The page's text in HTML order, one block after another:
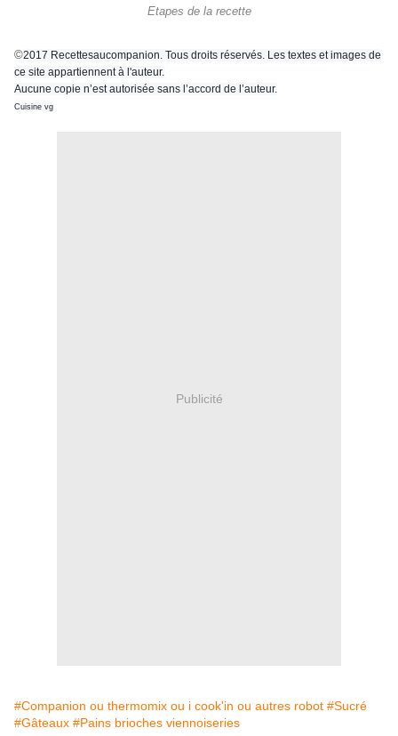
Etapes de la recette
©2017 Recettesaucompanion. Tous droits réservés. Les textes et images de
ce site appartiennent à l'auteur.
Aucune copie n’est autorisée sans l’accord de l’auteur.
Cuisine vg
Publicité
#Companion ou thermomix ou i cook'in ou autres robot #Sucré
#Gâteaux #Pains brioches viennoiseries